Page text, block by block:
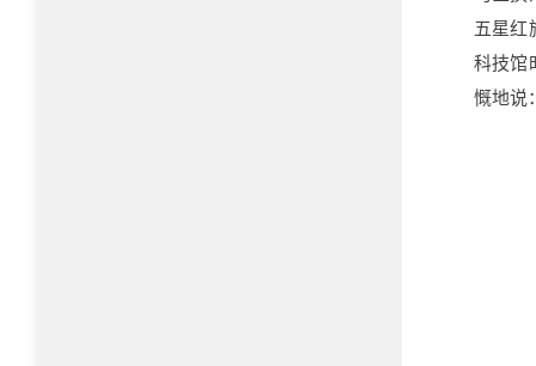
五星红
科技馆
慨地说